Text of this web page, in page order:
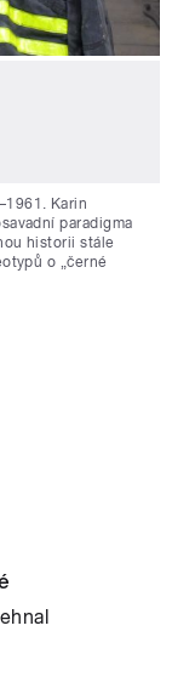
Karin
paradigma
historii stále
o „černé